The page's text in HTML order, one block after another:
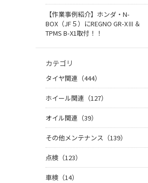
【作業事例紹介】ホンダ・N-
BOX（JF５）にREGNO GR-XⅢ＆
TPMS B-X1取付！！
カテゴリ
タイヤ関連（444）
ホイール関連（127）
オイル関連（39）
その他メンテナンス（139）
点検（123）
車検（14）